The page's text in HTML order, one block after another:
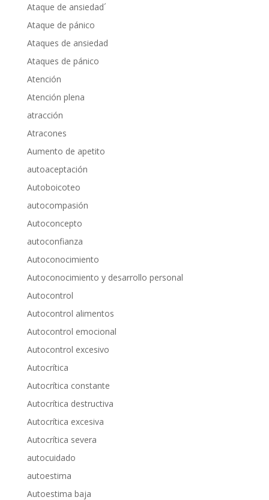
Ataque de ansiedad´
Ataque de pánico
Ataques de ansiedad
Ataques de pánico
Atención
Atención plena
atracción
Atracones
Aumento de apetito
autoaceptación
Autoboicoteo
autocompasión
Autoconcepto
autoconfianza
Autoconocimiento
Autoconocimiento y desarrollo personal
Autocontrol
Autocontrol alimentos
Autocontrol emocional
Autocontrol excesivo
Autocrítica
Autocrítica constante
Autocrítica destructiva
Autocrítica excesiva
Autocrítica severa
autocuidado
autoestima
Autoestima baja